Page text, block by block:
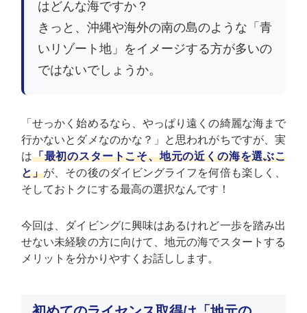
はどんな海ですか？
きっと、沖縄や海外の南の島のような「青
いリゾート地」をイメージする方が多いの
ではないでしょうか。
「せっかく始めるなら、やっぱり遠くの綺麗な海まで
行かないとダメなのかな？」と思われがちですが、実
は「最初のスタートこそ、地元の近くの海を選ぶこ
と」が、その後のダイビングライフを何倍も楽しく、
そしておトクにする最高の選択なんです！
今回は、ダイビングに興味はあるけれど一歩を踏み出
せない未経験の方に向けて、地元の海でスタートする
メリットを分かりやすくお話しします。